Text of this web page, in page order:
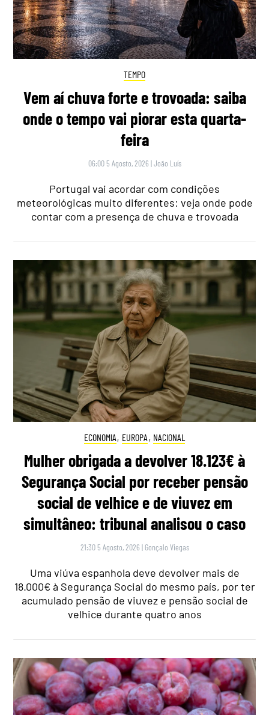
TEMPO
Vem aí chuva forte e trovoada: saiba
onde o tempo vai piorar esta quarta-
feira
06:00 5 Agosto, 2026 |João Luís
Portugal vai acordar com condições
meteorológicas muito diferentes: veja onde pode
contar com a presença de chuva e trovoada
ECONOMIA, EUROPA , NACIONAL
Mulher obrigada a devolver 18.123€ à
Segurança Social por receber pensão
social de velhice e de viuvez em
simultâneo: tribunal analisou o caso
21:30 5 Agosto, 2026 | Gonçalo Viegas
Uma viúva espanhola deve devolver mais de
18.000€ à Segurança Social do mesmo país, por ter
acumulado pensão de viuvez e pensão social de
velhice durante quatro anos